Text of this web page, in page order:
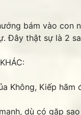
bám vào con
Đây thật sự là 2
Không, Kiếp hãm
dù có gặp